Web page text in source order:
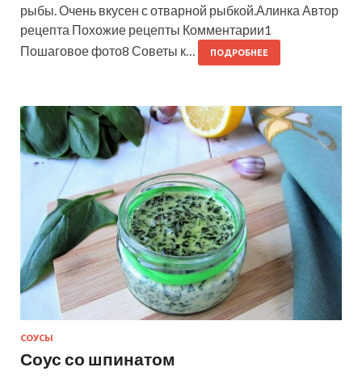
рыбы. Очень вкусен с отварной рыбкой.Алинка Автор
рецепта Похожие рецепты Комментарии1
Пошаговое фото8 Советы к…
ПОДРОБНЕЕ
СОУСЫ
Соус со шпинатом